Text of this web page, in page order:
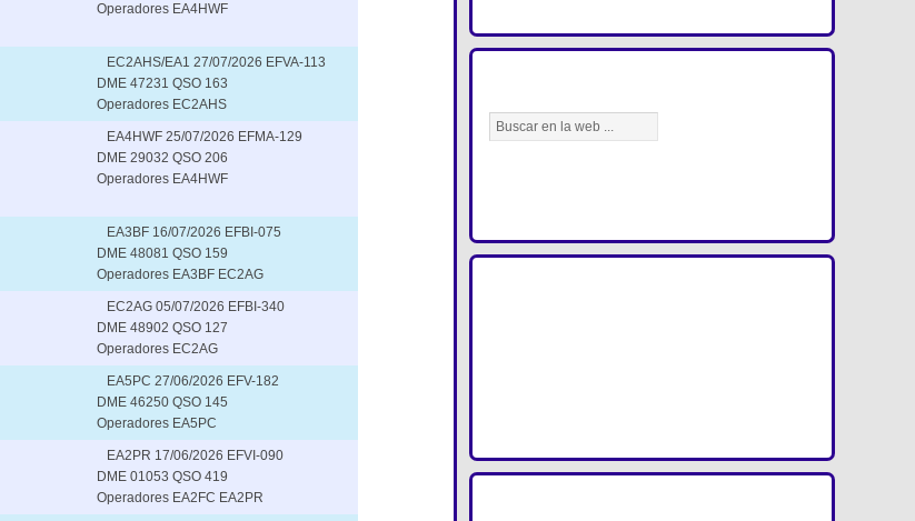
Operadores EA4HWF
EC2AHS/EA1 27/07/2026 EFVA-113
DME 47231 QSO 163
Operadores EC2AHS
EA4HWF 25/07/2026 EFMA-129
DME 29032 QSO 206
Operadores EA4HWF
EA3BF 16/07/2026 EFBI-075
DME 48081 QSO 159
Operadores EA3BF EC2AG
EC2AG 05/07/2026 EFBI-340
DME 48902 QSO 127
Operadores EC2AG
EA5PC 27/06/2026 EFV-182
DME 46250 QSO 145
Operadores EA5PC
EA2PR 17/06/2026 EFVI-090
DME 01053 QSO 419
Operadores EA2FC EA2PR